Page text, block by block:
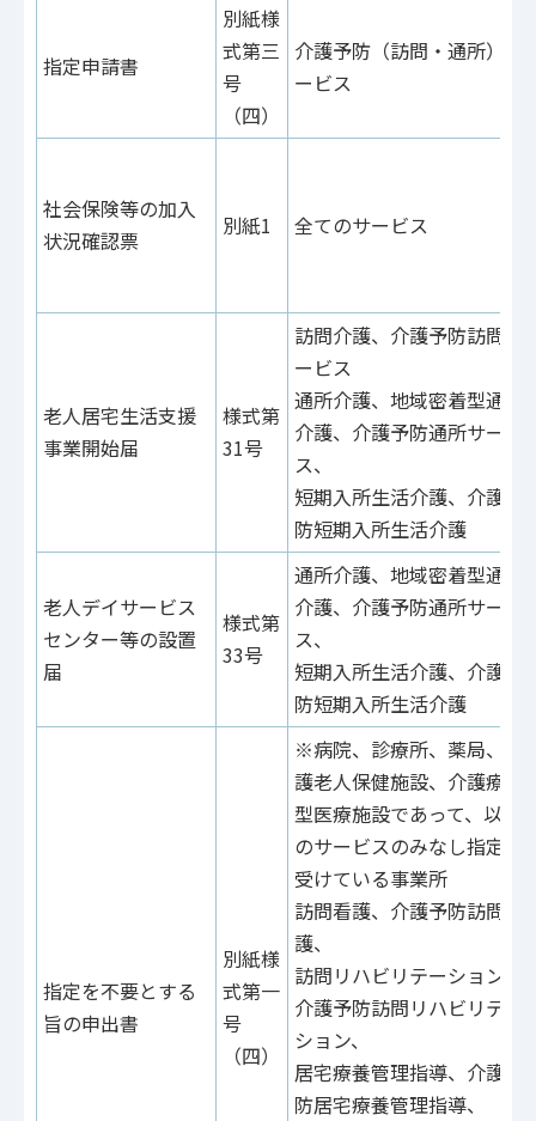
指定申請書
別紙様
式第三
号
（四）
介護予防（訪問・通所）サ
ービス
社会保険等の加入
状況確認票
別紙1 全てのサービス
老人居宅生活支援
事業開始届
様式第
31号
訪問介護、介護予防訪問サ
ービス
通所介護、地域密着型通所
介護、介護予防通所サービ
ス、
短期入所生活介護、介護予
防短期入所生活介護
老人デイサービス
センター等の設置
届
様式第
33号
通所介護、地域密着型通所
介護、介護予防通所サービ
ス、
短期入所生活介護、介護予
防短期入所生活介護
指定を不要とする
旨の申出書
別紙様
式第一
号
（四）
※病院、診療所、薬局、介
護老人保健施設、介護療養
型医療施設であって、以下
のサービスのみなし指定を
受けている事業所
訪問看護、介護予防訪問看
護、
訪問リハビリテーション、
介護予防訪問リハビリテー
ション、
居宅療養管理指導、介護予
防居宅療養管理指導、